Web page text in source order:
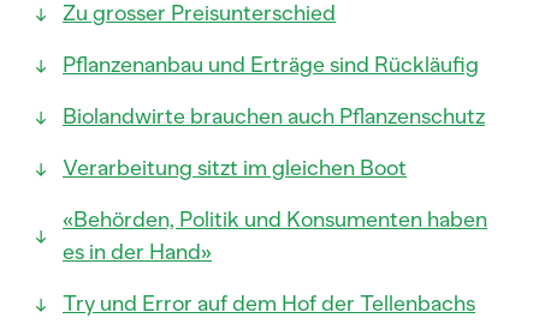
Zu grosser Preisunterschied
Pflanzenanbau und Erträge sind Rückläufig
Biolandwirte brauchen auch Pflanzenschutz
Verarbeitung sitzt im gleichen Boot
«Behörden, Politik und Konsumenten haben
es in der Hand»
Try und Error auf dem Hof der Tellenbachs